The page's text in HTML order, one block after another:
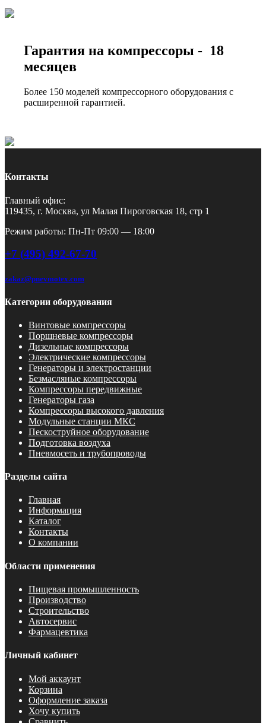
Гарантия на компрессоры - 18
месяцев
Более 150 моделей компрессорного оборудования с
расширенной гарантией.
Контакты
Главный офис:
119435, г. Москва, ул Малая Пироговская 18, стр 1
Режим работы: Пн-Пт 09:00 — 18:00
+7 (495) 492-67-70
zakaz@pnevmotex.com
Категории оборудования
Винтовые компрессоры
Поршневые компрессоры
Дизельные компрессоры
Электрические компрессоры
Генераторы и электростанции
Безмасляные компрессоры
Компрессоры передвижные
Генераторы газа
Компрессоры высокого давления
Модульные станции МКС
Пескоструйное оборудование
Подготовка воздуха
Пневмосеть и трубопроводы
Разделы сайта
Главная
Информация
Каталог
Контакты
О компании
Области применения
Пищевая промышленность
Производство
Строительство
Автосервис
Фармацевтика
Личный кабинет
Мой аккаунт
Корзина
Оформление заказа
Хочу купить